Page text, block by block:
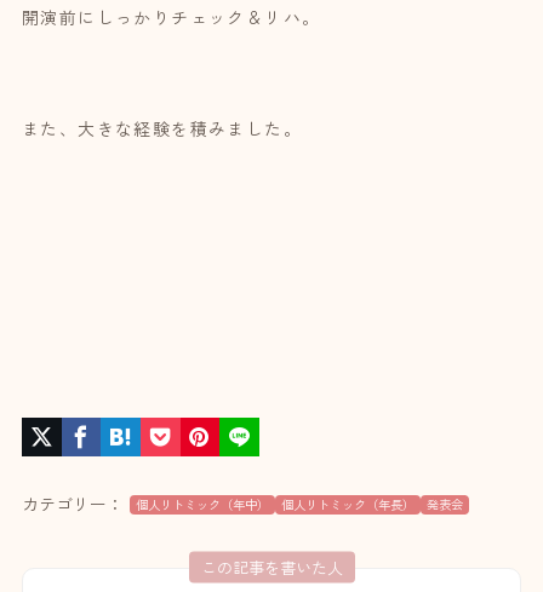
開演前にしっかりチェック＆リハ。
また、大きな経験を積みました。
カテゴリー： 個人リトミック（年中） 個人リトミック（年長） 発表会
この記事を書いた人